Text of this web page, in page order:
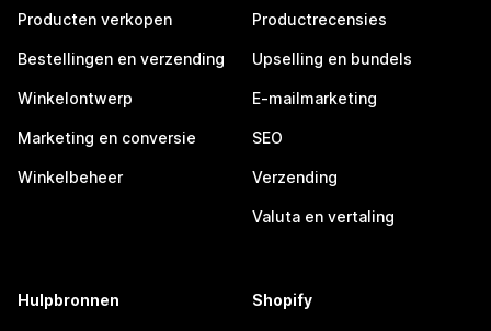
Producten verkopen
Bestellingen en verzending
Winkelontwerp
Marketing en conversie
Winkelbeheer
Productrecensies
Upselling en bundels
E-mailmarketing
SEO
Verzending
Valuta en vertaling
Hulpbronnen Shopify